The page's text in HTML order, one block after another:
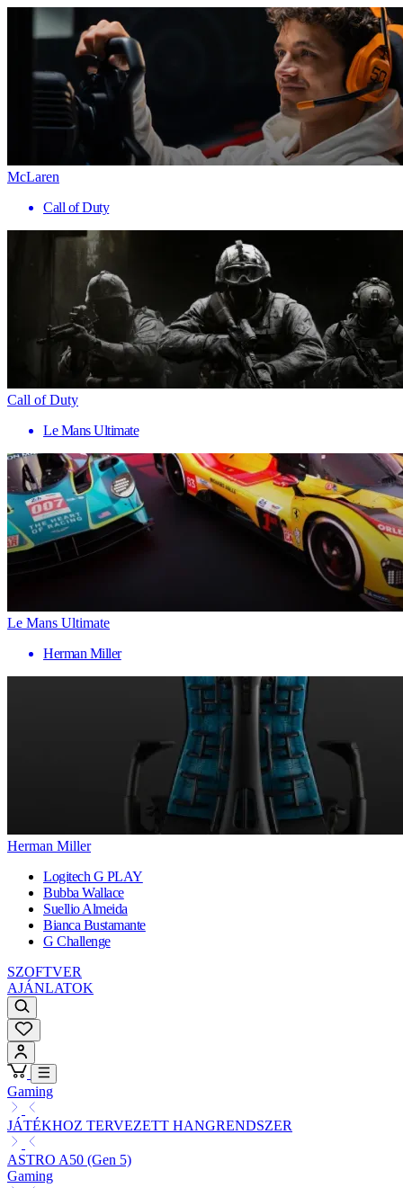
McLaren
Call of Duty
Call of Duty
Le Mans Ultimate
Le Mans Ultimate
Herman Miller
Herman Miller
Logitech G PLAY
Bubba Wallace
Suellio Almeida
Bianca Bustamante
G Challenge
SZOFTVER
AJÁNLATOK
Gaming
JÁTÉKHOZ TERVEZETT HANGRENDSZER
ASTRO A50 (Gen 5)
Gaming